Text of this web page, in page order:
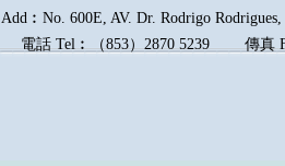
Add︰No. 600E, AV. Dr. Rodrigo
電話 Tel︰（853）2870 5239傳真